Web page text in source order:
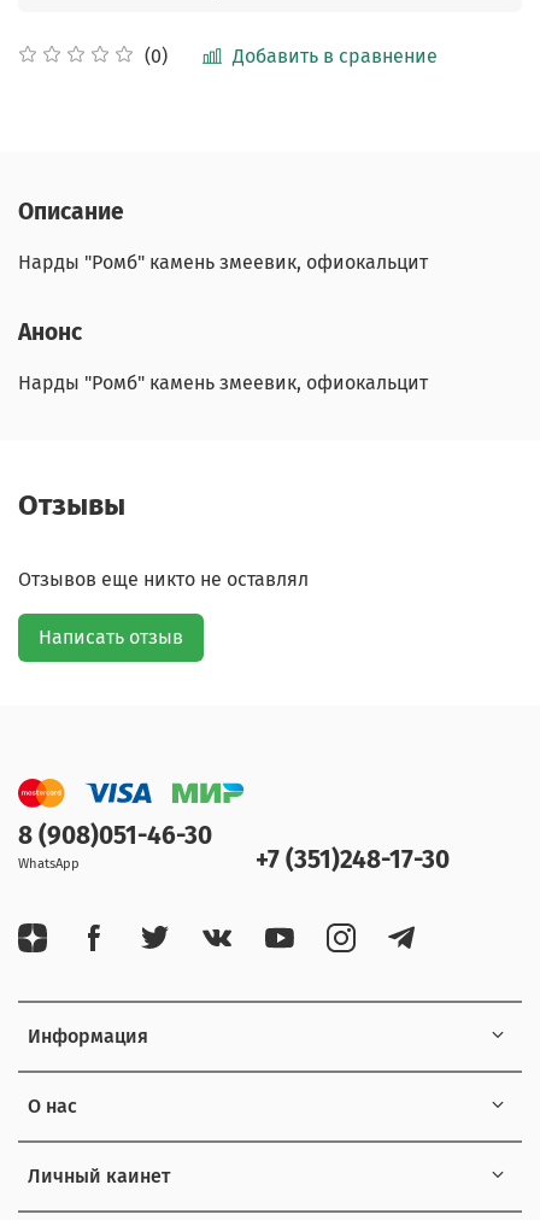
(0) Добавить в сравнение
Описание
Нарды "Ромб" камень змеевик, офиокальцит
Анонс
Нарды "Ромб" камень змеевик, офиокальцит
Отзывы
Отзывов еще никто не оставлял
Написать отзыв
Информация
О нас
Личный каинет
8 (908)051-46-30
WhatsApp +7 (351)248-17-30